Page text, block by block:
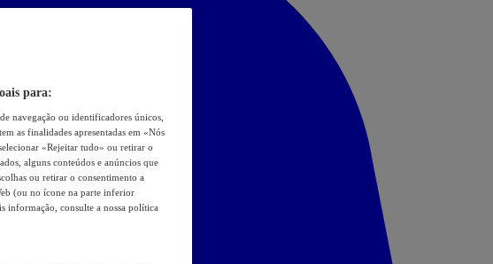
para:
navegação ou identificadores únicos,
as finalidades apresentadas em «Nós
«Rejeitar tudo» ou retirar o
alguns conteúdos e anúncios que
ou retirar o consentimento a
(ou no ícone na parte inferior
informação, consulte a nossa política